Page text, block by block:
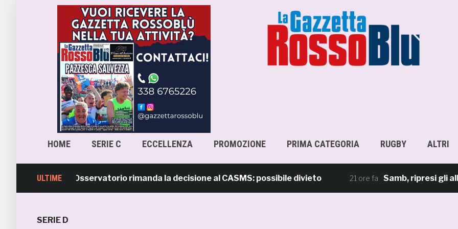
HOME SERIE C ECCELLENZA PROMOZIONE PRIMA CATEGORIA RUGBY ALTRI
ULTIME
Samb, l’Osservatorio rimanda la decisione al CASMS: possibile divieto 21 ore fa Samb, ripresi gli
SERIE D